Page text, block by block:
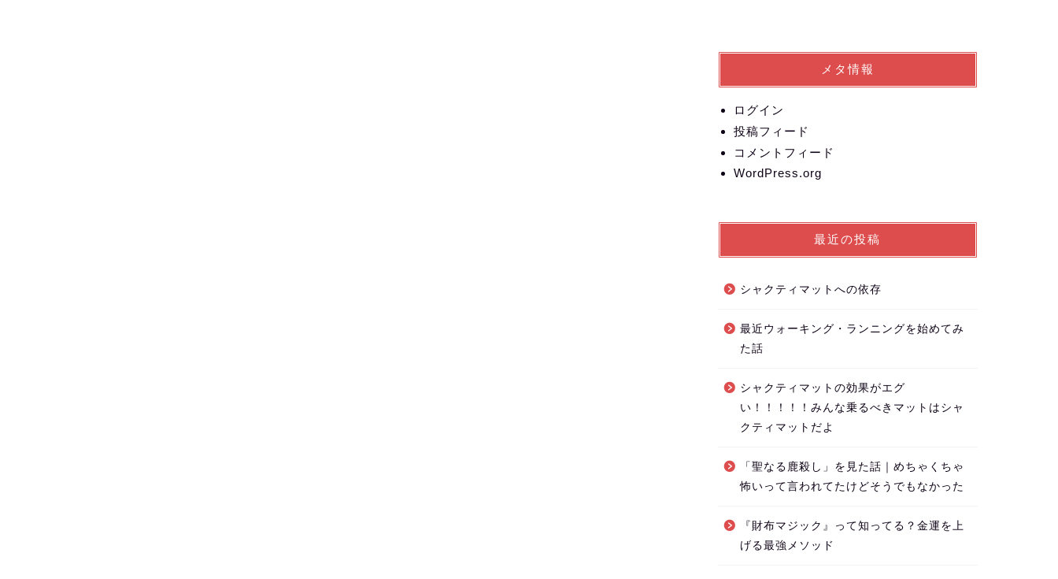
メタ情報
ログイン
投稿フィード
コメントフィード
WordPress.org
最近の投稿
シャクティマットへの依存
最近ウォーキング・ランニングを始めてみ
た話
シャクティマットの効果がエグ
い！！！！！みんな乗るべきマットはシャ
クティマットだよ
「聖なる鹿殺し」を見た話｜めちゃくちゃ
怖いって言われてたけどそうでもなかった
『財布マジック』って知ってる？金運を上
げる最強メソッド